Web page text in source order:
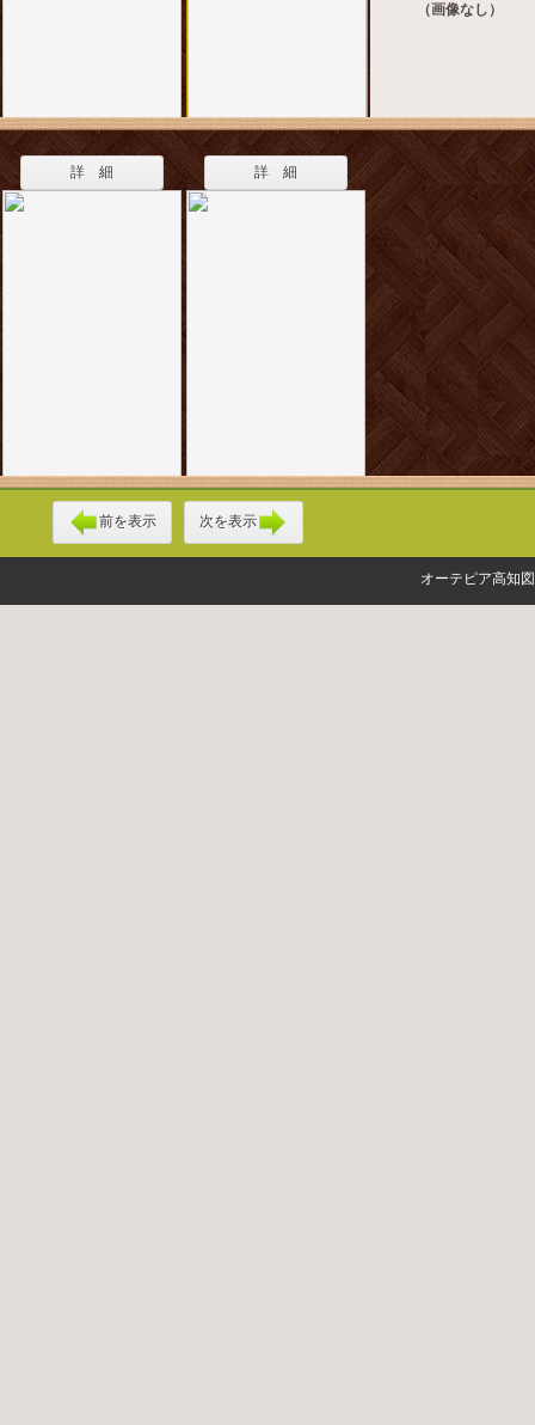
（画像なし）
詳 細 詳 細
前を表示 次を表示
オーテピア高知